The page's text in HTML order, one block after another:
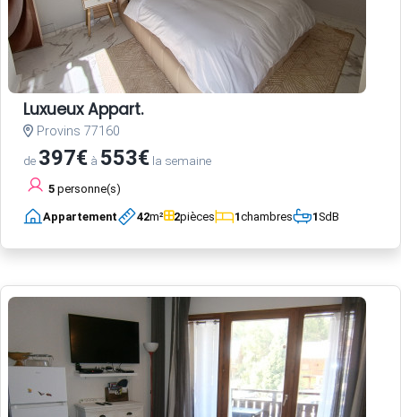
Luxueux Appart.
Provins 77160
de 397€ à 553€ la semaine
5 personne(s)
Appartement 42m² 2pièces 1chambres 1SdB